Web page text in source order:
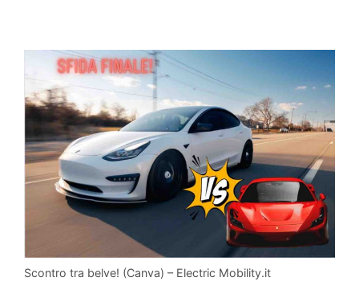
Scontro tra belve! (Canva) – Electric Mobility.it